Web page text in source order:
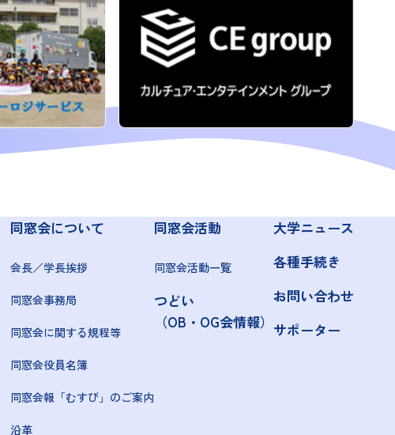
同窓会について
会長／学長挨拶
同窓会事務局
同窓会に関する規程等
同窓会役員名簿
同窓会報「むすび」のご案内
沿革
同窓会活動
同窓会活動一覧
つどい
（OB・OG会情報）
大学ニュース
各種手続き
お問い合わせ
サポーター